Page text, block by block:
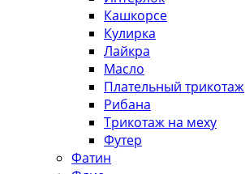
Кашкорсе
Кулирка
Лайкра
Масло
Плательный трикотаж
Рибана
Трикотаж на меху
Футер
Фатин